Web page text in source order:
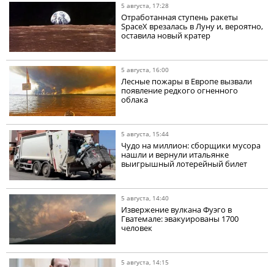
5 августа, 17:28
Отработанная ступень ракеты
SpaceX врезалась в Луну и, вероятно,
оставила новый кратер
5 августа, 16:00
Лесные пожары в Европе вызвали
появление редкого огненного
облака
5 августа, 15:44
Чудо на миллион: сборщики мусора
нашли и вернули итальянке
выигрышный лотерейный билет
5 августа, 14:40
Извержение вулкана Фуэго в
Гватемале: эвакуированы 1700
человек
5 августа, 14:15